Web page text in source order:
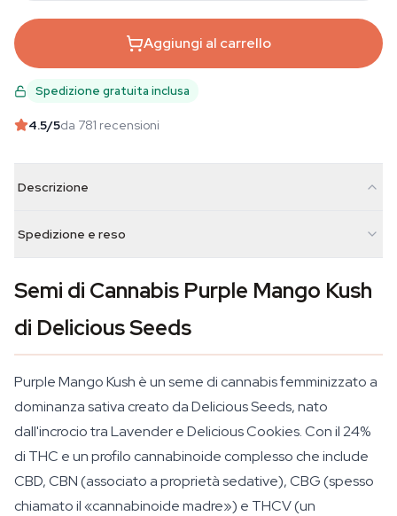
Aggiungi al carrello
Spedizione gratuita inclusa
4.5/5da 781 recensioni
Descrizione
Spedizione e reso
Semi di Cannabis Purple Mango Kush
di Delicious Seeds
Purple Mango Kush è un seme di cannabis femminizzato a
dominanza sativa creato da Delicious Seeds, nato
dall'incrocio tra Lavender e Delicious Cookies. Con il 24%
di THC e un profilo cannabinoide complesso che include
CBD, CBN (associato a proprietà sedative), CBG (spesso
chiamato il «cannabinoide madre») e THCV (un